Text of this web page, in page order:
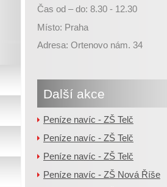
Čas od – do: 8.30 - 12.30
Místo: Praha
Adresa: Ortenovo nám. 34
Další akce
Peníze navíc - ZŠ Telč
Peníze navíc - ZŠ Telč
Peníze navíc - ZŠ Telč
Peníze navíc - ZŠ Nová Říše